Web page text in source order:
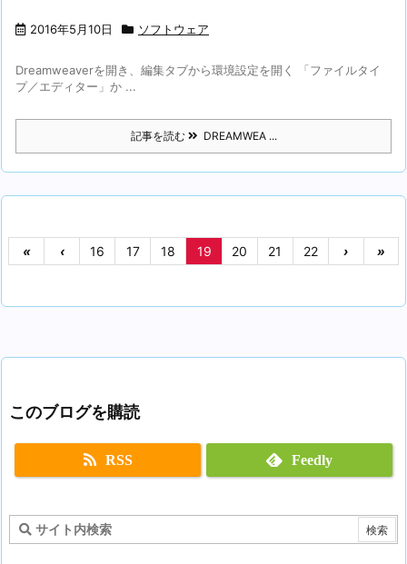
2016年5月10日 ソフトウェア
Dreamweaverを開き、編集タブから環境設定を開く 「ファイルタイ
プ／エディター」か ...
記事を読む DREAMWEA ...
« ‹ 16 17 18 19 20 21 22 › »
このブログを購読
RSS Feedly